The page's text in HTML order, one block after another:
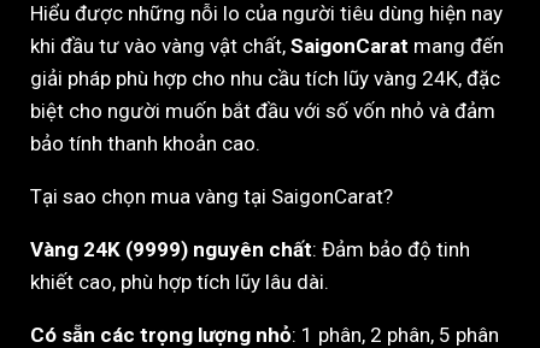
Hiểu được những nỗi lo của người tiêu dùng hiện nay
khi đầu tư vào vàng vật chất, SaigonCarat mang đến
giải pháp phù hợp cho nhu cầu tích lũy vàng 24K, đặc
biệt cho người muốn bắt đầu với số vốn nhỏ và đảm
bảo tính thanh khoản cao.
Tại sao chọn mua vàng tại SaigonCarat?
Vàng 24K (9999) nguyên chất: Đảm bảo độ tinh
khiết cao, phù hợp tích lũy lâu dài.
Có sẵn các trọng lượng nhỏ: 1 phân, 2 phân, 5 phân